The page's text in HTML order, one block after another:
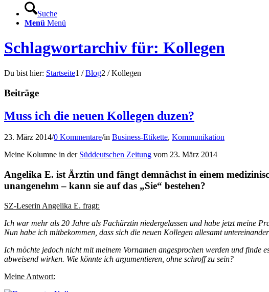
Suche
Menü Menü
Schlagwortarchiv für: Kollegen
Du bist hier: Startseite1 / Blog2 / Kollegen
Beiträge
Muss ich die neuen Kollegen duzen?
23. März 2014/0 Kommentare/in Business-Etikette, Kommunikation
Meine Kolumne in der Süddeutschen Zeitung vom 23. März 2014
Angelika E. ist Ärztin und fängt demnächst in einem
unangenehm – kann sie auf das „Sie“ bestehen?
SZ-Leserin Angelika E. fragt:
Ich war mehr als 20 Jahre als Fachärztin niedergelassen und habe jetzt meine
Nun habe ich mitbekommen, dass sich die neuen Kollegen allesamt
Ich möchte jedoch nicht mit meinem Vornamen angesprochen werden und finde
abweisend wirken. Wie könnte ich argumentieren, ohne schroff zu sein?
Meine Antwort: